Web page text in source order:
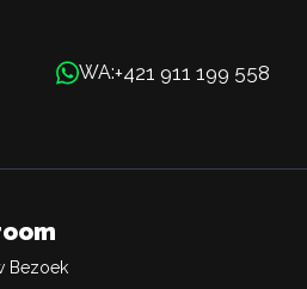
WA:+421 911 199 558
Bezoek